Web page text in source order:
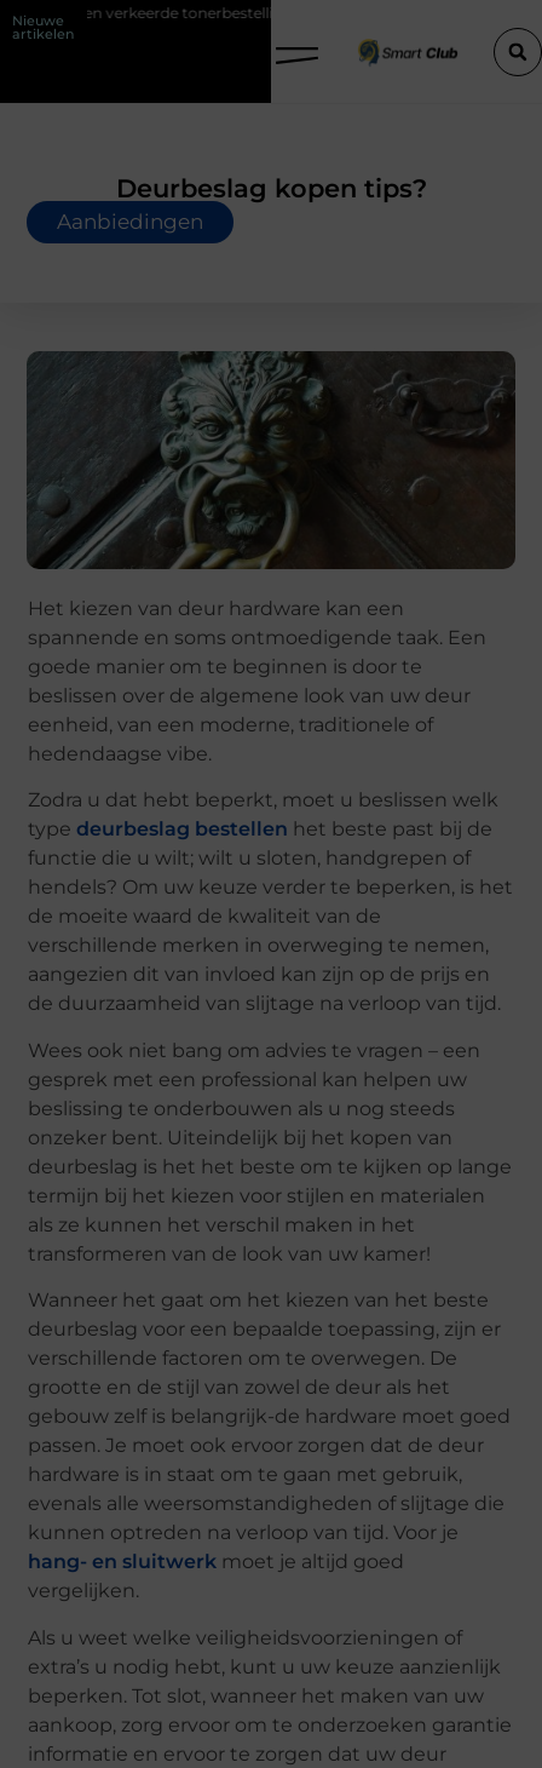
Nieuwe
artikelen
tonerbestelling bij HP printers
Deurbeslag kopen tips?
Aanbiedingen
Het kiezen van deur hardware kan een
spannende en soms ontmoedigende taak. Een
goede manier om te beginnen is door te
beslissen over de algemene look van uw deur
eenheid, van een moderne, traditionele of
hedendaagse vibe.
Zodra u dat hebt beperkt, moet u beslissen welk
typedeurbeslag bestellen het beste past bij de
functie die u wilt; wilt u sloten, handgrepen of
hendels? Om uw keuze verder te beperken, is het
de moeite waard de kwaliteit van de
verschillende merken in overweging te nemen,
aangezien dit van invloed kan zijn op de prijs en
de duurzaamheid van slijtage na verloop van tijd.
Wees ook niet bang om advies te vragen – een
gesprek met een professional kan helpen uw
beslissing te onderbouwen als u nog steeds
onzeker bent. Uiteindelijk bij het kopen van
deurbeslag is het het beste om te kijken op lange
termijn bij het kiezen voor stijlen en materialen
als ze kunnen het verschil maken in het
transformeren van de look van uw kamer!
Wanneer het gaat om het kiezen van het beste
deurbeslag voor een bepaalde toepassing, zijn er
verschillende factoren om te overwegen. De
grootte en de stijl van zowel de deur als het
gebouw zelf is belangrijk-de hardware moet goed
passen. Je moet ook ervoor zorgen dat de deur
hardware is in staat om te gaan met gebruik,
evenals alle weersomstandigheden of slijtage die
kunnen optreden na verloop van tijd. Voor je
hang- en sluitwerk moet je altijd goed
vergelijken.
Als u weet welke veiligheidsvoorzieningen of
extra’s u nodig hebt, kunt u uw keuze aanzienlijk
beperken. Tot slot, wanneer het maken van uw
aankoop, zorg ervoor om te onderzoeken garantie
informatie en ervoor te zorgen dat uw deur